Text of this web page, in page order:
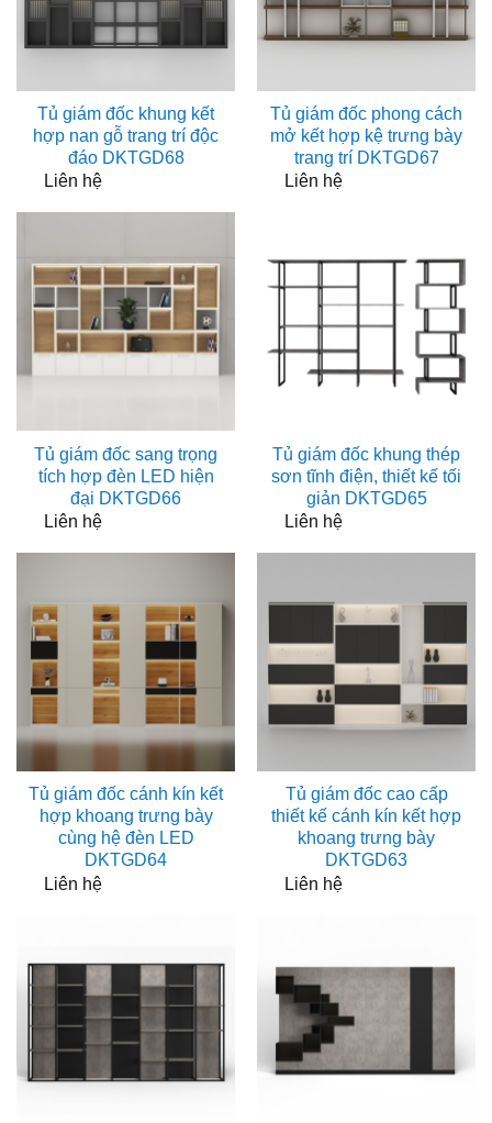
Tủ giám đốc khung kết
hợp nan gỗ trang trí độc
đáo DKTGD68
Liên hệ
Tủ giám đốc phong cách
mở kết hợp kệ trưng bày
trang trí DKTGD67
Liên hệ
Tủ giám đốc sang trọng
tích hợp đèn LED hiện
đại DKTGD66
Liên hệ
Tủ giám đốc khung thép
sơn tĩnh điện, thiết kế tối
giản DKTGD65
Liên hệ
Tủ giám đốc cánh kín kết
hợp khoang trưng bày
cùng hệ đèn LED
DKTGD64
Liên hệ
Tủ giám đốc cao cấp
thiết kế cánh kín kết hợp
khoang trưng bày
DKTGD63
Liên hệ